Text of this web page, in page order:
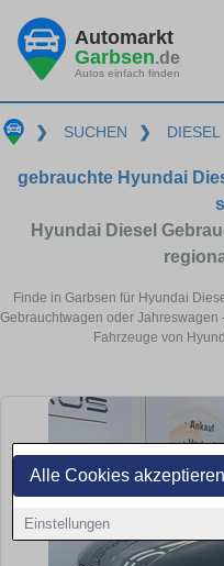
Alle Cookies akzeptieren
Einstellungen
Automarkt
Garbsen.de
Autos einfach finden
❯ SUCHEN ❯ DIESEL
gebrauchte Hyundai
Hyundai Diesel
Finde in Garbsen für Hyundai
Gebrauchtwagen oder
Fahrzeuge von